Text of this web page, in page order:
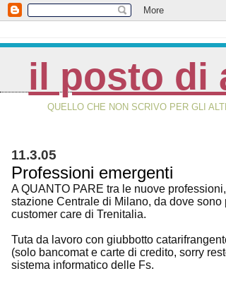
il posto di
QUELLO CHE NON SCRIVO PER GLI
11.3.05
Professioni emergenti
A QUANTO PARE tra le nuove
stazione Centrale di Milano, da dove
customer care di Trenitalia.
Tuta da lavoro con giubbotto
(solo bancomat e carte di credito, sorry
sistema informatico delle Fs.